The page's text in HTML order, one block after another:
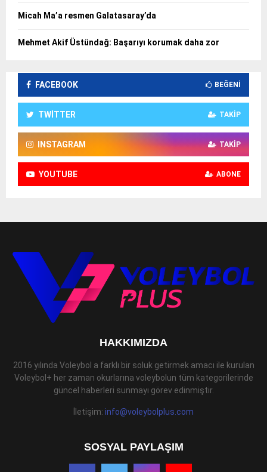
Micah Ma’a resmen Galatasaray’da
Mehmet Akif Üstündağ: Başarıyı korumak daha zor
FACEBOOK BEĞENI
TWITTER TAKIP
INSTAGRAM TAKIP
YOUTUBE ABONE
HAKKIMIZDA
2016 yılında Voleybol a farklı bir soluk getirmek amacı ile kurulan
Voleybol+ her zaman okurlarına voleybolun tüm kategorilerinde
güncel haberleri sunmayı görev edinmiştir.
İletişim: info@voleybolplus.com
SOSYAL PAYLAŞIM